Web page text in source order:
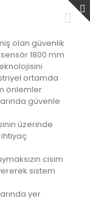
olan güvenlik
1800 mm
ortamda
önlemler
güvenle
üzerinde
ihtiyaç
cisim
sistem
yer